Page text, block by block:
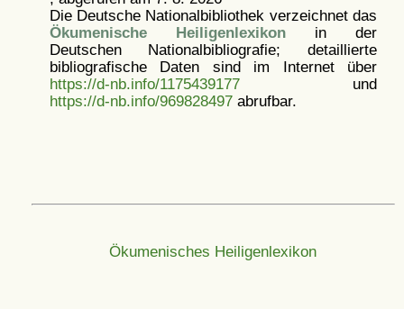
Die Deutsche Nationalbibliothek verzeichnet das
Ökumenische Heiligenlexikonin der
Deutschen Nationalbibliografie; detaillierte
bibliografische Daten sind im Internet über
https://d-nb.info/1175439177und
https://d-nb.info/969828497abrufbar.
Ökumenisches Heiligenlexikon